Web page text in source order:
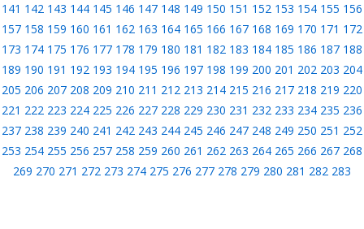
141 142 143 144 145 146 147 148 149 150 151 152 153 154 155 156
157 158 159 160 161 162 163 164 165 166 167 168 169 170 171 172
173 174 175 176 177 178 179 180 181 182 183 184 185 186 187 188
189 190 191 192 193 194 195 196 197 198 199 200 201 202 203 204
205 206 207 208 209 210 211 212 213 214 215 216 217 218 219 220
221 222 223 224 225 226 227 228 229 230 231 232 233 234 235 236
237 238 239 240 241 242 243 244 245 246 247 248 249 250 251 252
253 254 255 256 257 258 259 260 261 262 263 264 265 266 267 268
269 270 271 272 273 274 275 276 277 278 279 280 281 282 283